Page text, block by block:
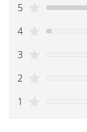
5
4
3
2
1